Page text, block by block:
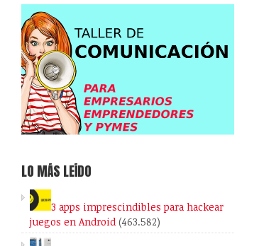
LO MÁS LEÍDO
3 apps imprescindibles para hackear
juegos en Android (463.582)